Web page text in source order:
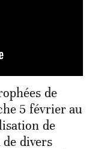
de
5 février au
de
divers